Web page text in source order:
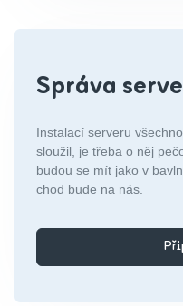
Správa
Instalací serveru
sloužil, je třeba o něj
budou se mít jako v
chod bude na nás.